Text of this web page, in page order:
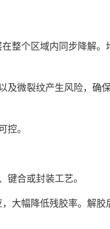
整个区域内同步降解。
微裂纹产生风险，确
。
合或封装工艺。
大幅降低残胶率。解胶